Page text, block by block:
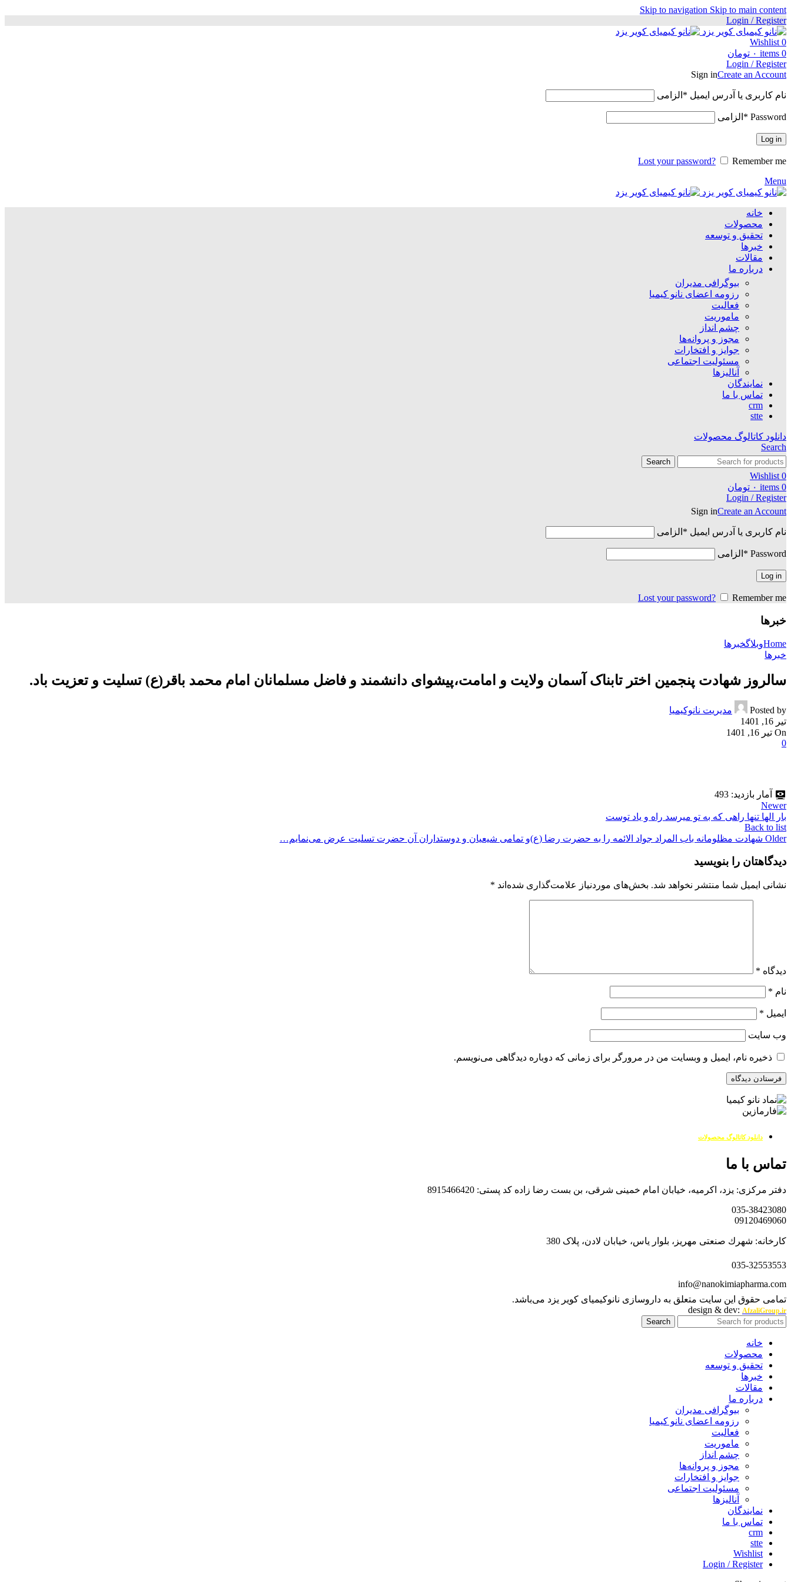
Skip to navigation Skip to main content
Login / Register
0
Wishlist
0
items ۰ تومان
Login / Register
Sign inCreate an Account
نام کاربری یا آدرس ایمیل * الزامی
Password
* الزامی
Log in
Lost your password?
Remember me
Menu
خانه
محصولات
تحقیق و توسعه
خبرها
مقالات
درباره ما
بیوگرافی مدیران
رزومه اعضای نانو کیمیا
فعالیت
ماموریت
چشم انداز
مجوز و پروانه‌ها
جوایز و افتخارات
مسئولیت اجتماعی
آنالیزها
نمایندگان
تماس با ما
crm
stte
دانلود کاتالوگ محصولات
Search
Search
0
Wishlist
0
items ۰ تومان
Login / Register
Sign inCreate an Account
نام کاربری یا آدرس ایمیل * الزامی
Password
* الزامی
Log in
Lost your password? Remember me
خبرها
Homeوبلاگخبرها
خبرها
سالروز شهادت پنجمین اختر تابناک آسمان ولایت و امامت،پیشوای دانشمند و فاضل مسلمانان امام محمد باقر(ع) تسلیت و تعزیت باد.
Posted by
مدیریت نانوکیمیا
تیر 16, 1401
On تیر 16, 1401
0
آمار بازدید: 493
Newer
بار الها تنها راهی که به تو میرسد راه و یاد توست
Back to list
Older شهادت مظلومانه باب المراد جواد الائمه را به حضرت رضا (ع)و تمامی شیعیان و دوستداران آن حضرت تسلیت عرض می‌نمایم…
دیدگاهتان را بنویسید
نشانی ایمیل شما منتشر نخواهد شد. بخش‌های موردنیاز علامت‌گذاری شده‌اند *
دیدگاه *
نام *
ایمیل *
وب‌ سایت
ذخیره نام، ایمیل و وبسایت من در مرورگر برای زمانی که دوباره دیدگاهی می‌نویسم.
دانلود کاتالوگ محصولات
تماس با ما
دفتر مرکزی: یزد، اکرمیه، خیابان امام خمینی شرقی، بن بست رضا زاده کد پستی: 8915466420
035-38423080
09120469060
کارخانه: شهرك صنعتی مهریز، بلوار یاس، خیابان لادن، پلاک 380
035-32553553
info@nanokimiapharma.com
تمامی حقوق این سایت متعلق به داروسازی نانوکیمیای کویر یزد می‌باشد.
design & dev: AfzaliGroup.ir
Search
خانه
محصولات
تحقیق و توسعه
خبرها
مقالات
درباره ما
بیوگرافی مدیران
رزومه اعضای نانو کیمیا
فعالیت
ماموریت
چشم انداز
مجوز و پروانه‌ها
جوایز و افتخارات
مسئولیت اجتماعی
آنالیزها
نمایندگان
تماس با ما
crm
stte
Wishlist
Login / Register